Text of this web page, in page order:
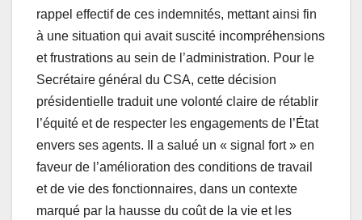
rappel effectif de ces indemnités, mettant ainsi fin
à une situation qui avait suscité incompréhensions
et frustrations au sein de l’administration. Pour le
Secrétaire général du CSA, cette décision
présidentielle traduit une volonté claire de rétablir
l’équité et de respecter les engagements de l’État
envers ses agents. Il a salué un « signal fort » en
faveur de l’amélioration des conditions de travail
et de vie des fonctionnaires, dans un contexte
marqué par la hausse du coût de la vie et les